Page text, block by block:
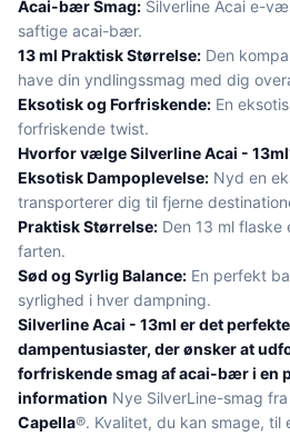
Acai-bær Smag: Silverline Acai e-
saftige acai-bær.
13 ml Praktisk Størrelse: Den
have din yndlingssmag med dig
Eksotisk og Forfriskende: En
forfriskende twist.
Hvorfor vælge Silverline Acai -
Eksotisk Dampoplevelse: Nyd en
transporterer dig til fjerne
Praktisk Størrelse: Den 13 ml flaske
farten.
Sød og Syrlig Balance: En perfekt
syrlighed i hver dampning.
Silverline Acai - 13ml er det
dampentusiaster, der ønsker at
forfriskende smag af acai-bær i en
information Nye SilverLine-smag
Capella®. Kvalitet, du kan smage, til